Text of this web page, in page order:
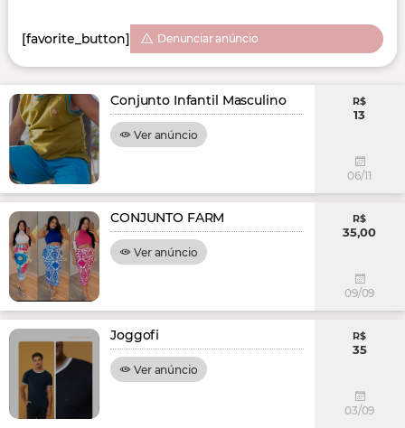
[favorite_button] Denunciar anúncio
Conjunto Infantil Masculino
Ver anúncio
R$
13
06/11
CONJUNTO FARM
Ver anúncio
R$
35,00
09/09
Joggofi
Ver anúncio
R$
35
03/09